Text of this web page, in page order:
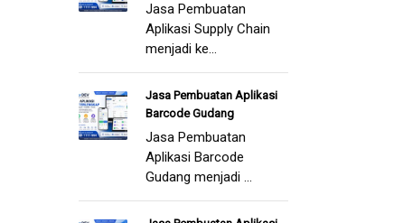
Jasa Pembuatan
Aplikasi Supply Chain
menjadi ke...
Jasa Pembuatan Aplikasi
Barcode Gudang
Jasa Pembuatan
Aplikasi Barcode
Gudang menjadi ...